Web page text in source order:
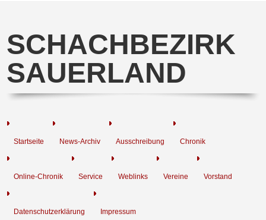
SCHACHBEZIRK
SAUERLAND
Startseite News-Archiv Ausschreibung Chronik
Online-Chronik Service Weblinks Vereine Vorstand
Datenschutzerklärung Impressum